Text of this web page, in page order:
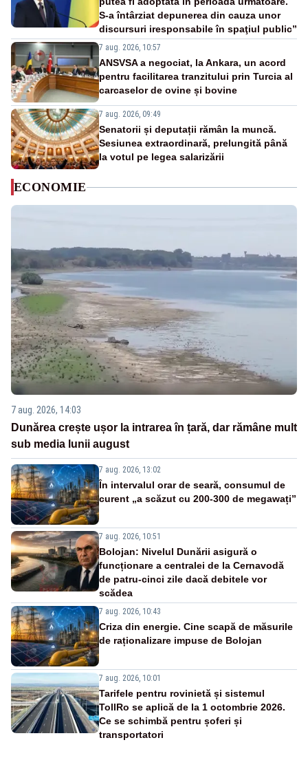
S-a întârziat depunerea din cauza unor
discursuri iresponsabile în spaţiul public”
7 aug. 2026, 10:57
ANSVSA a negociat, la Ankara, un acord
pentru facilitarea tranzitului prin Turcia al
carcaselor de ovine și bovine
7 aug. 2026, 09:49
Senatorii și deputații rămân la muncă.
Sesiunea extraordinară, prelungită până
la votul pe legea salarizării
ECONOMIE
7 aug. 2026, 14:03
Dunărea crește ușor la intrarea în țară, dar rămâne mult
sub media lunii august
7 aug. 2026, 13:02
În intervalul orar de seară, consumul de
curent „a scăzut cu 200-300 de megawați”
7 aug. 2026, 10:51
Bolojan: Nivelul Dunării asigură o
funcționare a centralei de la Cernavodă
de patru-cinci zile dacă debitele vor
scădea
7 aug. 2026, 10:43
Criza din energie. Cine scapă de măsurile
de raționalizare impuse de Bolojan
7 aug. 2026, 10:01
Tarifele pentru rovinietă și sistemul
TollRo se aplică de la 1 octombrie 2026.
Ce se schimbă pentru șoferi și
transportatori